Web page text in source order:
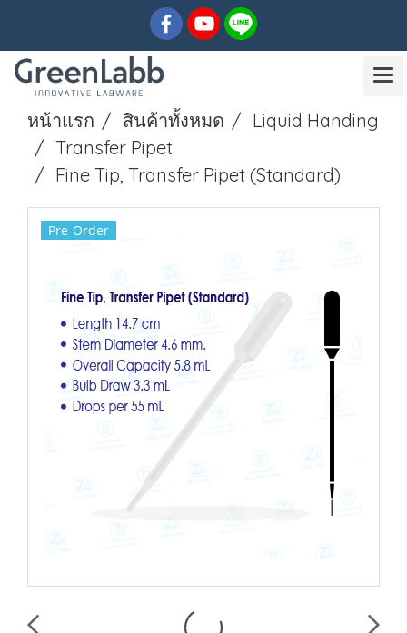
หน้าแรก สินค้าทั้งหมด
Liquid Handing
Transfer Pipet
Fine Tip, Transfer Pipet (Standard)
Pre-Order